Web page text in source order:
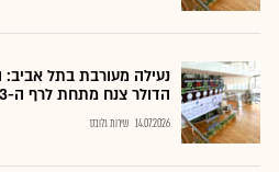
נעילה מעורבת בתל
הדולר צנח מתחת לרף ה-3 שקלים וננעל מעט מעליו
14.07.2026 שירות גלובס